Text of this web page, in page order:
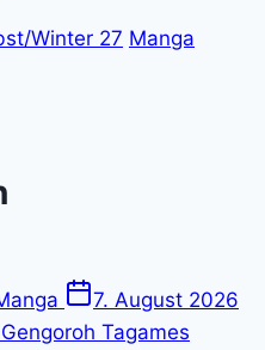
Winter 27 Manga
7. August 2026
Tagames